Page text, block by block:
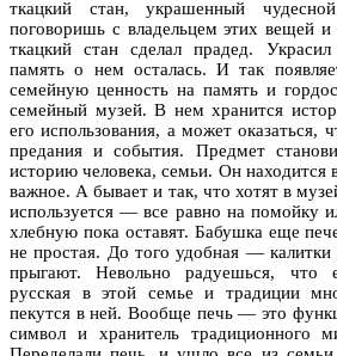
ткацкий стан, украшенный
поговоришь с владельцем этих вещей
ткацкий стан сделал прадед.
память о нем осталась. И так
семейную ценность на память и
семейный музей. В нем хранится
его использования, а может оказаться,
предания и события. Предмет
историю человека, семьи. Он находится
важное. А бывает и так, что хотят в
используется — все равно на помойку
хлебную пока оставят. Бабушка еще
не простая. До того удобная —
прыгают. Невольно радуешься, что
русская в этой семье и традиции
пекутся в ней. Вообще печь — это
символ и хранитель традиционного